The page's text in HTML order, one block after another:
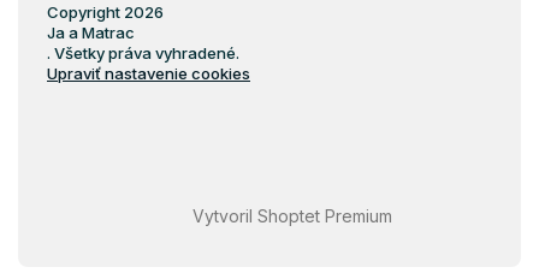
Vytvoril Shoptet Premium
Copyright 2026
Ja a Matrac
. Všetky práva vyhradené.
Upraviť nastavenie cookies